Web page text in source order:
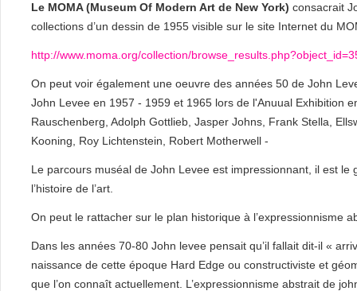
Le MOMA (Museum Of Modern Art de New York) consacrait
collections d’un dessin de 1955 visible sur le site Internet du
http://www.moma.org/collection/
On peut voir également une oeuvre des années 50 de John
John Levee en 1957 - 1959 et 1965 lors de l'Anuual Exhibition
Rauschenberg, Adolph Gottlieb, Jasper Johns, Frank Stella,
Kooning, Roy Lichtenstein, Robert Motherwell -
Le parcours muséal de John Levee est impressionnant, il est le
l’histoire de l’art.
On peut le rattacher sur le plan historique à l’expressionnisme
Dans les années 70-80 John levee pensait qu’il fallait dit-il «
naissance de cette époque Hard Edge ou constructiviste et
que l’on connaît actuellement. L’expressionnisme abstrait de